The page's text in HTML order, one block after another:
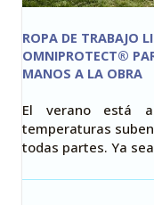
ROPA DE TRABAJO
OMNIPROTECT®
MANOS A LA OBRA
El verano está
temperaturas
todas partes. Ya